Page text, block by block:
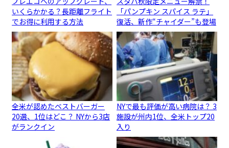
いくらかかる？長距離フライト
でお得に利用する方法
「パンプキン スパイス ラテ」
復活、新作“チャイダー”も登場
全米が認めたベストバーガー
20選、1位はどこ？ NYから3店
がランクイン
NYで最も評価が高い病院は？ 3
施設が州内1位、全米トップ20
入り